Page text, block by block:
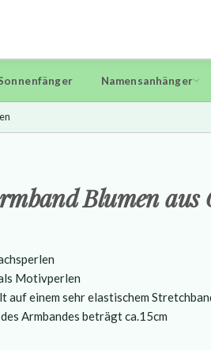
Namensanhänger
Blumen aus
Motivperlen
auf einem sehrelastischem
Armbandes beträgt ca.15cm